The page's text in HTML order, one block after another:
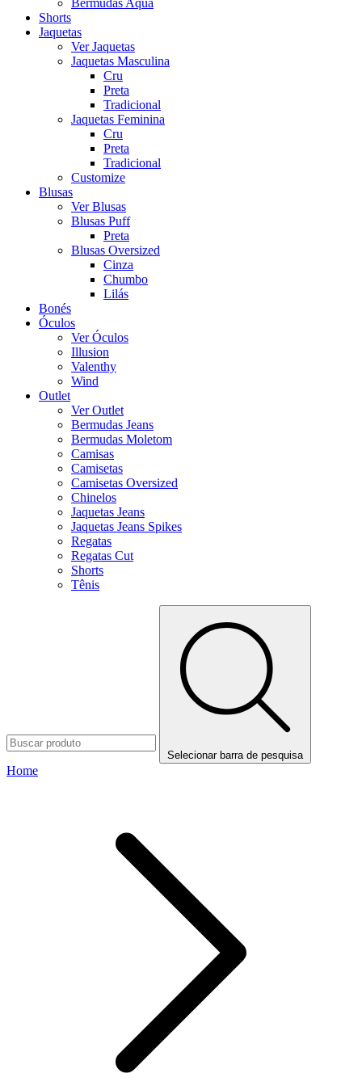
Bermudas Aqua
Shorts
Jaquetas
Ver Jaquetas
Jaquetas Masculina
Cru
Preta
Tradicional
Jaquetas Feminina
Cru
Preta
Tradicional
Customize
Blusas
Ver Blusas
Blusas Puff
Preta
Blusas Oversized
Cinza
Chumbo
Lilás
Bonés
Óculos
Ver Óculos
Illusion
Valenthy
Wind
Outlet
Ver Outlet
Bermudas Jeans
Bermudas Moletom
Camisas
Camisetas
Camisetas Oversized
Chinelos
Jaquetas Jeans
Jaquetas Jeans Spikes
Regatas
Regatas Cut
Shorts
Tênis
Selecionar barra de pesquisa
Home